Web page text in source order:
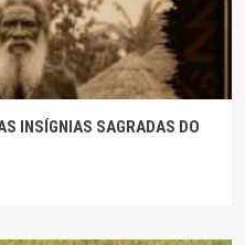
INSÍGNIAS SAGRADAS DO